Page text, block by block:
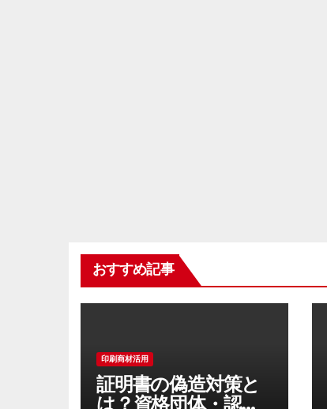
おすすめ記事
印刷商材活用
証明書の偽造対策と
は？資格団体・認定